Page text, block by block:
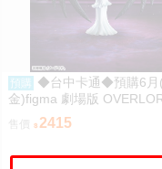
預購
◆台中卡通◆預購6月(
金)figma 劇場版
王國篇 雅兒貝德 0917
售價 2415